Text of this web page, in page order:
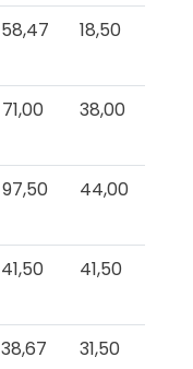
58,47
18,50
71,00
38,00
97,50
44,00
41,50
41,50
38,67
31,50